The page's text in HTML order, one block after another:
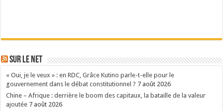
Sur le Net
« Oui, je le veux » : en RDC, Grâce Kutino parle-t-elle pour le
gouvernement dans le débat constitutionnel ? 7 août 2026
Chine – Afrique : derrière le boom des capitaux, la bataille de la valeur
ajoutée 7 août 2026